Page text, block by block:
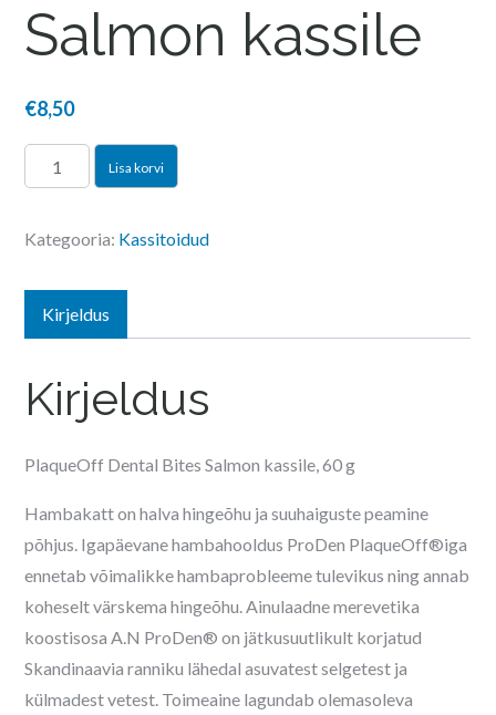
Salmon kassile
€8,50
PlaqueOff
Dental
Salmon
kogus
Lisa korvi
Kategooria: Kassitoidud
Kirjeldus
Kirjeldus
PlaqueOff Dental Bites Salmon kassile, 60 g
Hambakatt on halva hingeõhu ja suuhaiguste peamine
põhjus. Igapäevane hambahooldus ProDen PlaqueOff®iga
ennetab võimalikke hambaprobleeme tulevikus ning annab
koheselt värskema hingeõhu. Ainulaadne merevetika
koostisosa A.N ProDen® on jätkusuutlikult korjatud
Skandinaavia ranniku lähedal asuvatest selgetest ja
külmadest vetest. Toimeaine lagundab olemasoleva